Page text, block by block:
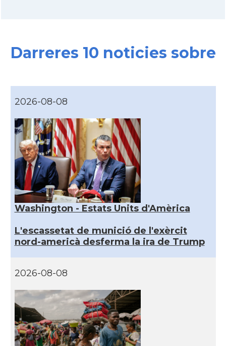
Darreres 10 noticies sobre
2026-08-08
Washington - Estats Units d'Amèrica
L'escassetat de munició de l'exèrcit
nord-americà desferma la ira de Trump
2026-08-08